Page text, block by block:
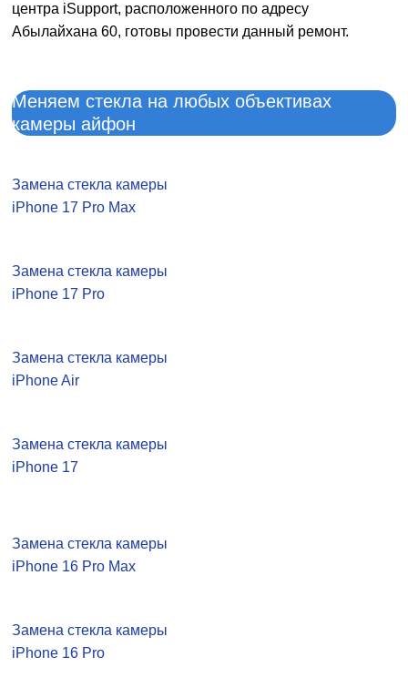
центра iSupport, расположенного по адресу
Абылайхана 60, готовы провести данный ремонт.
Меняем стекла на любых объективах
камеры айфон
Замена стекла камеры
iPhone 17 Pro Max
Замена стекла камеры
iPhone 17 Pro
Замена стекла камеры
iPhone Air
Замена стекла камеры
iPhone 17
Замена стекла камеры
iPhone 16 Pro Max
Замена стекла камеры
iPhone 16 Pro